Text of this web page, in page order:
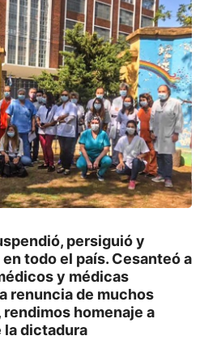
persiguió y
todo el país. Cesanteó a
y médicas
renuncia de muchos
homenaje a
la dictadura